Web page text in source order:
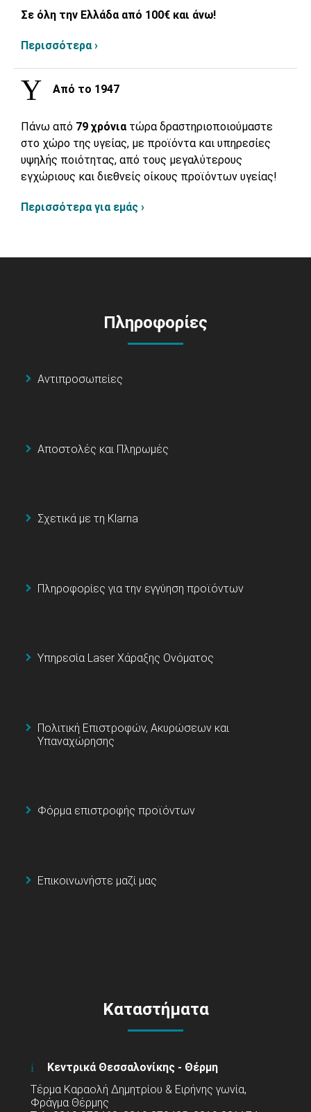
Σε όλη την Ελλάδα από 100€ και άνω!
Περισσότερα ›
Από το 1947
Πάνω από 79 χρόνια τώρα δραστηριοποιούμαστε
στο χώρο της υγείας, με προϊόντα και υπηρεσίες
υψηλής ποιότητας, από τους μεγαλύτερους
εγχώριους και διεθνείς οίκους προϊόντων υγείας!
Περισσότερα για εμάς ›
Πληροφορίες
Αντιπροσωπείες
Αποστολές και Πληρωμές
Σχετικά με τη Klarna
Πληροφορίες για την εγγύηση προϊόντων
Υπηρεσία Laser Χάραξης Ονόματος
Πολιτική Επιστροφών, Ακυρώσεων και
Υπαναχώρησης
Φόρμα επιστροφής προϊόντων
Επικοινωνήστε μαζί μας
Καταστήματα
Κεντρικά Θεσσαλονίκης - Θέρμη
Τέρμα Καραολή Δημητρίου & Ειρήνης γωνία,
Φράγμα Θέρμης